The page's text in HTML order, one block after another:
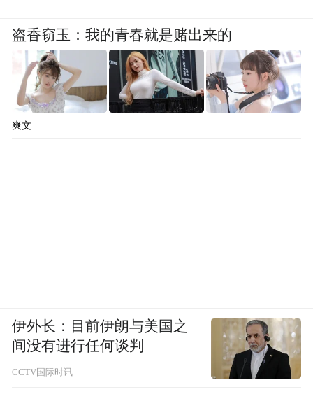
盗香窃玉：我的青春就是赌出来的
爽文
伊外长：目前伊朗与美国之
间没有进行任何谈判
CCTV国际时讯